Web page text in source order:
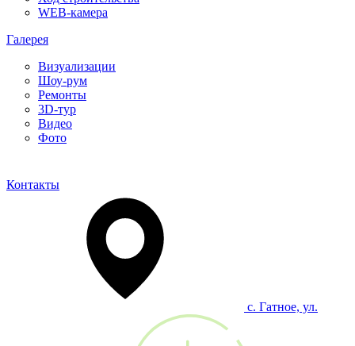
WEB-камера
Галерея
Визуализации
Шоу-рум
Ремонты
3D-тур
Видео
Фото
Контакты
с. Гатное, ул.